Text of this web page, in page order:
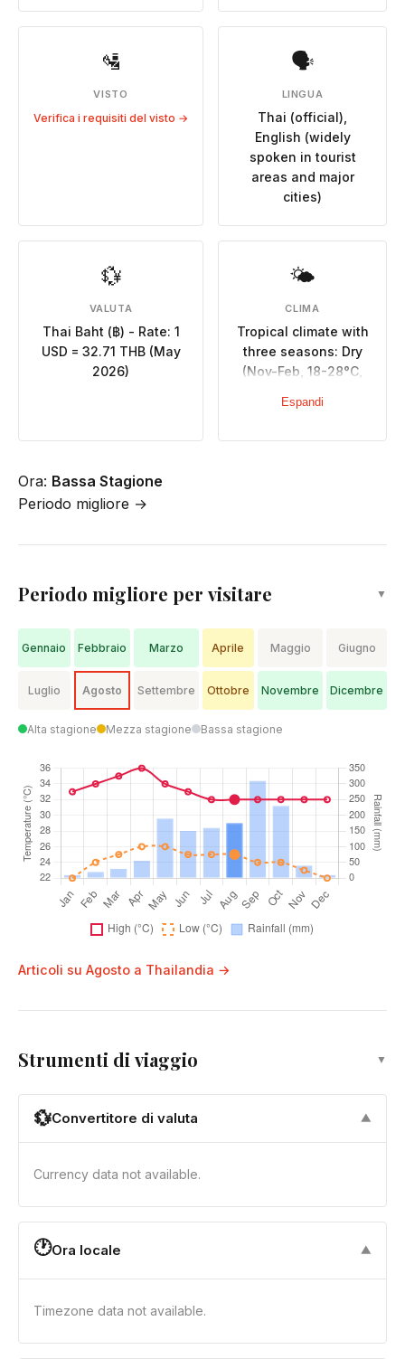
🛂
VISTO
Verifica i requisiti del visto →
🗣
LINGUA
Thai (official),
English (widely
spoken in tourist
areas and major
cities)
💱
VALUTA
Thai Baht (฿) - Rate: 1
USD = 32.71 THB (May
2026)
🌤
CLIMA
Tropical climate with
three seasons: Dry
(Nov-Feb, 18-28°C,
(Mar-May, 25-35°C,
Espandi
Ora: Bassa Stagione
Periodo migliore →
Periodo migliore per visitare ▼
Gennaio Febbraio Marzo Aprile Maggio Giugno
Luglio Agosto Settembre Ottobre Novembre Dicembre
Alta stagione Mezza stagione Bassa stagione
Articoli su Agosto a Thailandia →
Strumenti di viaggio ▼
💱Convertitore di valuta ▼
Currency data not available.
🕐Ora locale ▼
Timezone data not available.